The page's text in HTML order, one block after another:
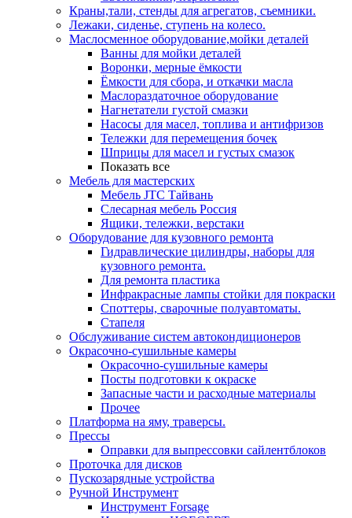
Краны,тали, стенды для агрегатов, съемники.
Лежаки, сиденье, ступень на колесо.
Маслосменное оборудование,мойки деталей
Ванны для мойки деталей
Воронки, мерные ёмкости
Ёмкости для сбора, и откачки масла
Маслораздаточное оборудование
Нагнетатели густой смазки
Насосы для масел, топлива и антифризов
Тележки для перемещения бочек
Шприцы для масел и густых смазок
Показать все
Мебель для мастерских
Мебель JTC Тайвань
Слесарная мебель Россия
Ящики, тележки, верстаки
Оборудование для кузовного ремонта
Гидравлические цилиндры, наборы для
кузовного ремонта.
Для ремонта пластика
Инфракрасные лампы стойки для покраски
Споттеры, сварочные полуавтоматы.
Стапеля
Обслуживание систем автокондиционеров
Окрасочно-сушильные камеры
Окрасочно-сушильные камеры
Посты подготовки к окраске
Запасные части и расходные материалы
Прочее
Платформа на яму, траверсы.
Прессы
Оправки для выпрессовки сайлентблоков
Проточка для дисков
Пускозарядные устройства
Ручной Инструмент
Инструмент Forsage